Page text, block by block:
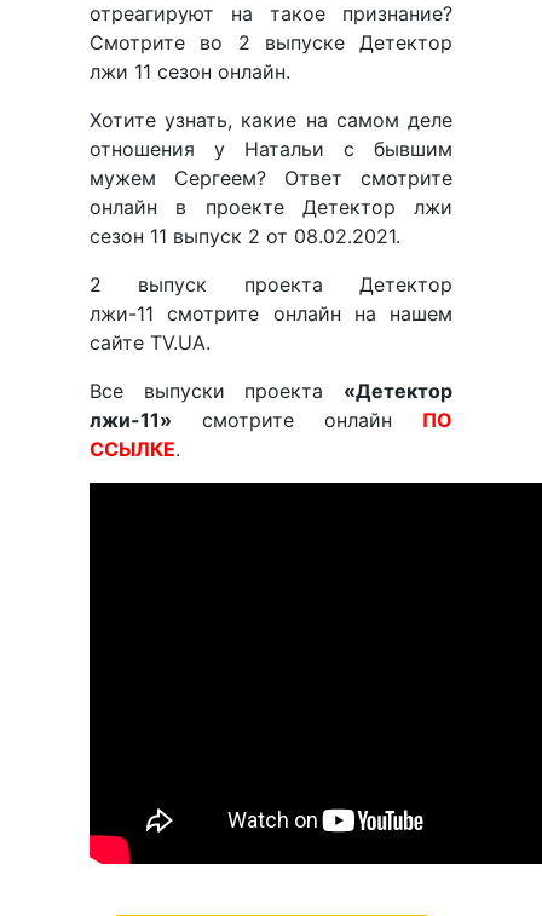
отреагируют на такое признание?
Смотрите во 2 выпуске Детектор
лжи 11 сезон онлайн.
Хотите узнать, какие на самом деле
отношения у Натальи с бывшим
мужем Сергеем? Ответ смотрите
онлайн в проекте Детектор лжи
сезон 11 выпуск 2 от 08.02.2021.
2 выпуск проекта Детектор
лжи-11 смотрите онлайн на нашем
сайте TV.UA.
Все выпуски проекта «Детектор
лжи-11» смотрите онлайн ПО
ССЫЛКЕ.